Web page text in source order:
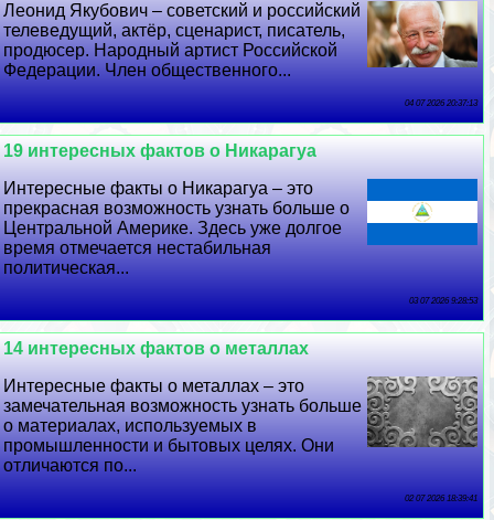
Леонид Якубович – советский и российский
телеведущий, актёр, сценарист, писатель,
продюсер. Народный артист Российской
Федерации. Члeн общественного...
04 07 2026 20:37:13
19 интересных фактов о Никарагуа
Интересные факты о Никарагуа – это
прекрасная возможность узнать больше о
Центральной Америке. Здесь уже долгое
время отмечается нестабильная
политическая...
03 07 2026 9:28:53
14 интересных фактов о металлах
Интересные факты о металлах – это
замечательная возможность узнать больше
о материалах, используемых в
промышленности и бытовых целях. Они
отличаются по...
02 07 2026 18:39:41